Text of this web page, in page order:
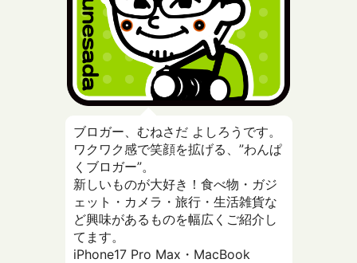
ブロガー、むねさだ よしろうです。
ワクワク感で笑顔を拡げる、”わんぱ
くブロガー”。
新しいものが大好き！食べ物・ガジ
ェット・カメラ・旅行・生活雑貨な
ど興味があるものを幅広くご紹介し
てます。
iPhone17 Pro Max・MacBook